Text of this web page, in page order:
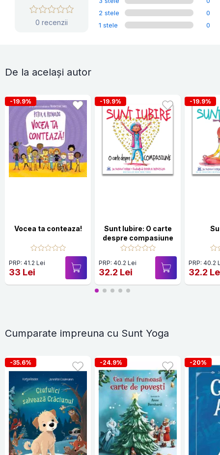
0 recenzii
2 stele
0
1 stele
0
De la același autor
-19.9%
Vocea ta conteaza!
PRP: 41.2 Lei
33 Lei
-19.9%
Sunt Iubire: O carte
despre compasiune
PRP: 40.2 Lei
32.2 Lei
-19.9%
PRP: 40.2
32.2
Cumparate impreuna cu Sunt Yoga
-35.6% -24.9% -20%